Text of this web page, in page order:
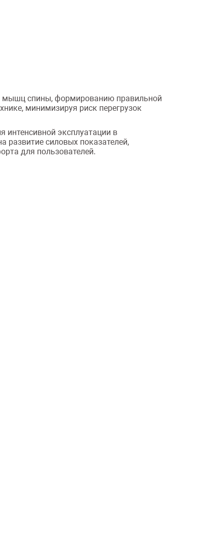
мышц спины, формированию правильной
минимизируя риск перегрузок
интенсивной эксплуатации в
силовых показателей,
для пользователей.